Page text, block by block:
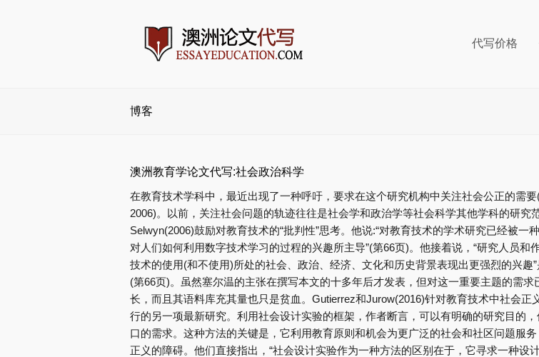
代写价格
博客
澳洲教育学论文代写:社会政治科学
在教育技术学科中，最近出现了一种呼吁，要求在这个研究机构中关注社会公正的需要
2006)。以前，关注社会问题的轨迹往往是社会学和政治学等社会科学其他学科的研究
Selwyn(2006)鼓励对教育技术的“批判性”思考。他说:“对教育技术的学术研究已经被一
对人们如何利用数字技术学习的过程的兴趣所主导”(第66页)。他接着说，“研究人员和
技术的使用(和不使用)所处的社会、政治、经济、文化和历史背景表现出更强烈的兴趣
(第66页)。虽然塞尔温的主张在撰写本文的十多年后才发表，但对这一重要主题的需求
长，而且其语料库充其量也只是贫血。Gutierrez和Jurow(2016)针对教育技术中社会正
行的另一项最新研究。利用社会设计实验的框架，作者断言，可以有明确的研究目的，
口的需求。这种方法的关键是，它利用教育原则和机会为更广泛的社会和社区问题服
正义的障碍。他们直接指出，“社会设计实验作为一种方法的区别在于，它寻求一种设